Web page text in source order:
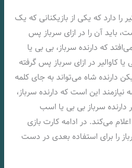
را دارد که یکی از بازیکنانی که یک
باید آن را در ازای سرباز پس
که دارنده سرباز، بی بی یا
کاوالیر در ازای سرباز پس گرفته‌
دارنده شاه می‌تواند به جای کلمه
این است که دارنده سرباز،
دارنده سرباز بی بی یا اسب
اعلام می‌کند. در ادامه کارت بازی
را برای استفاده‌ بعدی در دست